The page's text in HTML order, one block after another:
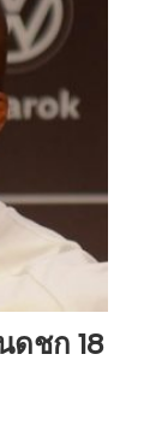
ดชก 18